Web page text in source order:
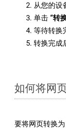
从您的设
单击 “转
等待转换
转换完成
如何将网
要将网页转换